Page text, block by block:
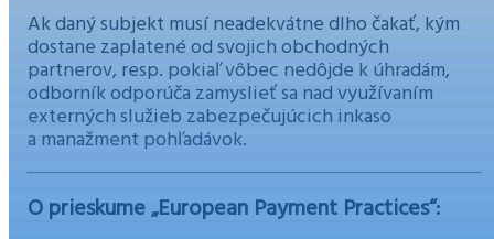
Ak daný subjekt musí neadekvátne dlho čakať, kým
dostane zaplatené od svojich obchodných
partnerov, resp. pokiaľ vôbec nedôjde k úhradám,
odborník odporúča zamyslieť sa nad využívaním
externých služieb zabezpečujúcich inkaso
a manažment pohľadávok.
O prieskume„European Payment Practices“: